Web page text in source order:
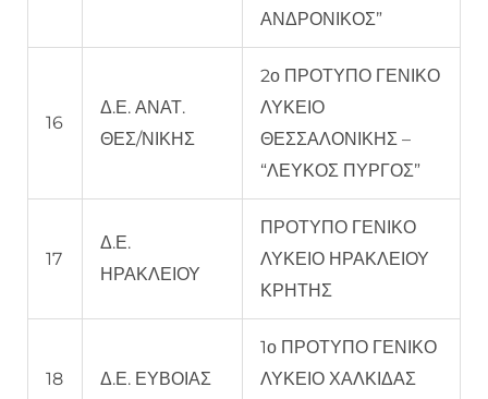
ΑΝΔΡΟΝΙΚΟΣ”
16
Δ.Ε. ΑΝΑΤ.
ΘΕΣ/ΝΙΚΗΣ
2ο ΠΡΟΤΥΠΟ ΓΕΝΙΚΟ
ΛΥΚΕΙΟ
ΘΕΣΣΑΛΟΝΙΚΗΣ –
“ΛΕΥΚΟΣ ΠΥΡΓΟΣ”
17
Δ.Ε.
ΗΡΑΚΛΕΙΟΥ
ΠΡΟΤΥΠΟ ΓΕΝΙΚΟ
ΛΥΚΕΙΟ ΗΡΑΚΛΕΙΟΥ
ΚΡΗΤΗΣ
18 Δ.Ε. ΕΥΒΟΙΑΣ
1ο ΠΡΟΤΥΠΟ ΓΕΝΙΚΟ
ΛΥΚΕΙΟ ΧΑΛΚΙΔΑΣ